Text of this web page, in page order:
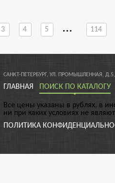
3 4 5 ... 114
САНКТ-ПЕТЕРБУРГ, УЛ. ПРОМЫШЛЕННАЯ,
ГЛАВНАЯ ПОИСК ПО КАТАЛОГУ
Все цены указаны в рублях, в
ни при каких условиях не
ПОЛИТИКА